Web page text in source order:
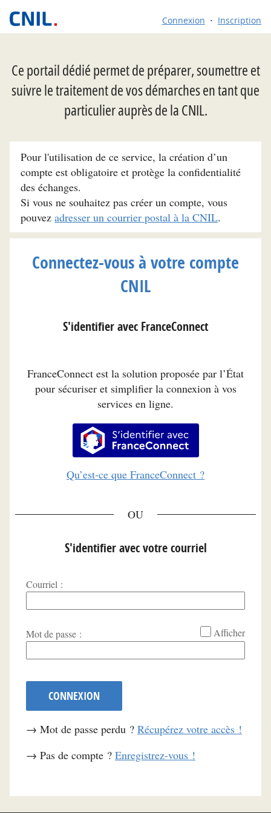
Connexion Inscription
Ce portail dédié permet de préparer, soumettre et
suivre le traitement de vos démarches en tant que
particulier auprès de la CNIL.
Pour l'utilisation de ce service, la création d’un
compte est obligatoire et protège la confidentialité
des échanges.
Si vous ne souhaitez pas créer un compte, vous
pouvez adresser un courrier postal à la CNIL.
Connectez-vous à votre compte
CNIL
S'identifier avec FranceConnect
FranceConnect est la solution proposée par l’État
pour sécuriser et simplifier la connexion à vos
services en ligne.
S’identifier avec
Qu’est-ce que FranceConnect ?
S'identifier avec votre courriel
Courriel :
Mot de passe : Afficher
CONNEXION
→ Mot de passe perdu ? Récupérez votre accès !
→ Pas de compte ? Enregistrez-vous !